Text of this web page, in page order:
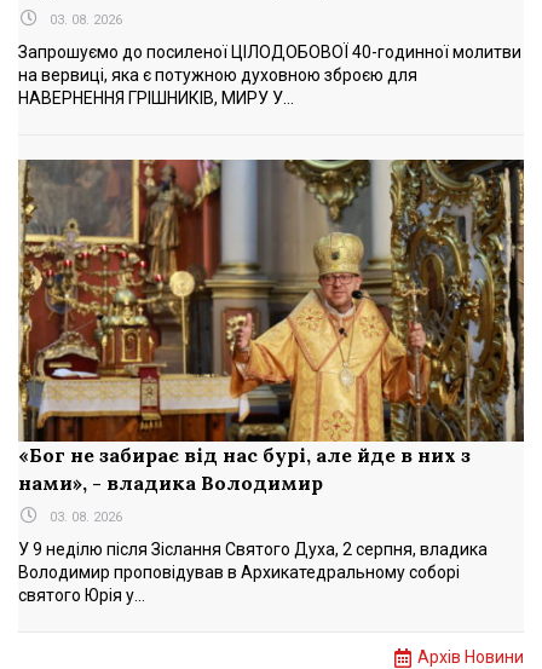
03. 08. 2026
Запрошуємо до посиленої ЦІЛОДОБОВОЇ 40-годинної молитви
на вервиці, яка є потужною духовною зброєю для
НАВЕРНЕННЯ ГРІШНИКІВ, МИРУ У...
«Бог не забирає від нас бурі, але йде в них з
нами», - владика Володимир
03. 08. 2026
У 9 неділю після Зіслання Святого Духа, 2 серпня, владика
Володимир проповідував в Архикатедральному соборі
святого Юрія у...
Архів Новини